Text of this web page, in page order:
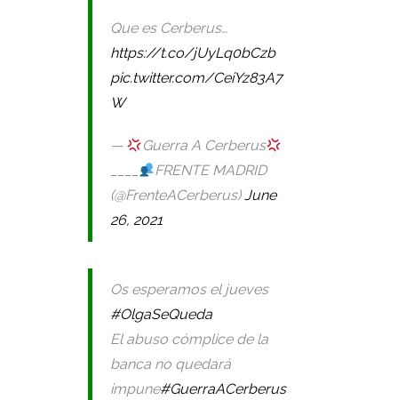
Que es Cerberus…
https://t.co/jUyLq0bCzb
pic.twitter.com/CeiYz83A7
W
—
Guerra A Cerberus
FRENTE MADRID
(@FrenteACerberus)June
26, 2021
Os esperamos el jueves
#OlgaSeQueda
El abuso cómplice de la
banca no quedará
impune#GuerraACerberus